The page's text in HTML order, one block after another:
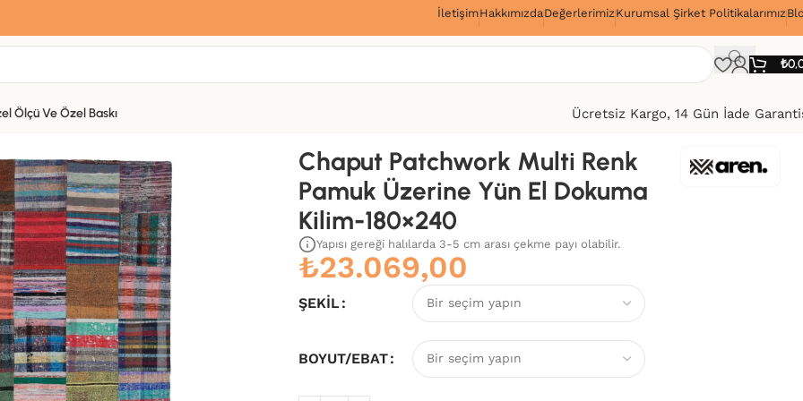
özel hoş geldin hediyemiz var!
Hemen üye ol, ilk siparişinde%10 indirimfırsatını yakala.
İletişimHakkımızdaDeğerlerimizKurumsal Şirket Politikalarımız
₺
Ölçü Ve Özel Baskı
Ücretsiz Kargo, 14 Gün İade
Chaput Patchwork Multi Renk
Pamuk Üzerine Yün El Dokuma
Kilim-180×240
Yapısı gereği halılarda 3-5 cm arası çekme payı olabilir.
₺23.069,00
ŞEKIL
BOYUT/EBAT